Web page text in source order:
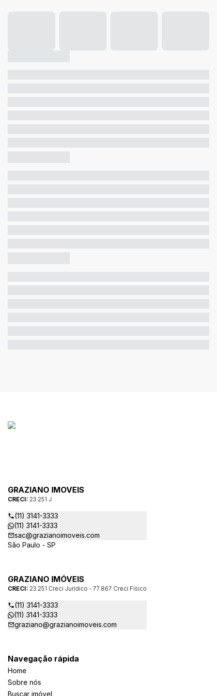
GRAZIANO IMOVEIS
CRECI: 23.251 J
(11) 3141-3333
(11) 3141-3333
sac@grazianoimoveis.com
São Paulo - SP
GRAZIANO IMÓVEIS
CRECI: 23.251 Creci Jurídico - 77.867 Creci Físico
(11) 3141-3333
(11) 3141-3333
graziano@grazianoimoveis.com
Navegação rápida
Home
Sobre nós
Buscar imóvel